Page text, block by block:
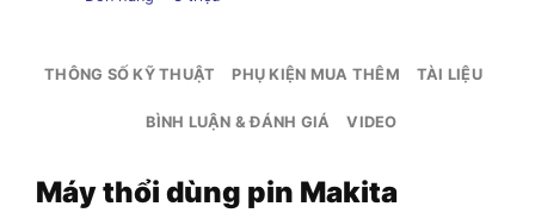
THÔNG SỐ KỸ THUẬT PHỤ KIỆN MUA THÊM TÀI LIỆU
BÌNH LUẬN & ĐÁNH GIÁ VIDEO
Máy thổi dùng pin Makita